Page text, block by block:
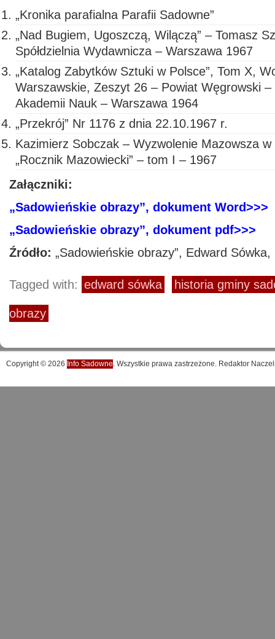
„Kronika parafialna Parafii Sadowne”
„Nad Bugiem, Ugoszczą, Wilączą” – Tomasz
Spółdzielnia Wydawnicza – Warszawa 1967
„Katalog Zabytków Sztuki w Polsce”, Tom X,
Warszawskie, Zeszyt 26 – Powiat Węgrowski
Akademii Nauk – Warszawa 1964
„Przekrój” Nr 1176 z dnia 22.10.1967 r.
Kazimierz Sobczak – Wyzwolenie Mazowsza
„Rocznik Mazowiecki” – tom I – 1967
Załączniki:
„Sadowieńskie obrazy”, dokument Word>>>
„Sadowieńskie obrazy”, dokument pdf>>>
Źródło: „Sadowieńskie obrazy”, Edward
Tagged with: edward sówka historia gminy
obrazy
Copyright © 2026 Info Sadowne. Wszystkie prawa zastrzeżone. Redaktor